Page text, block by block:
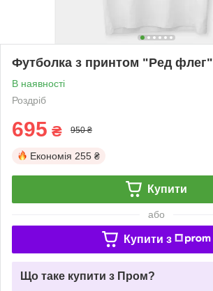
Футболка з принтом "Ред флег"
В наявності
Роздріб
695 ₴ 950 ₴
Економія 255 ₴
Купити
або
Купити з
Що таке купити з Пром?